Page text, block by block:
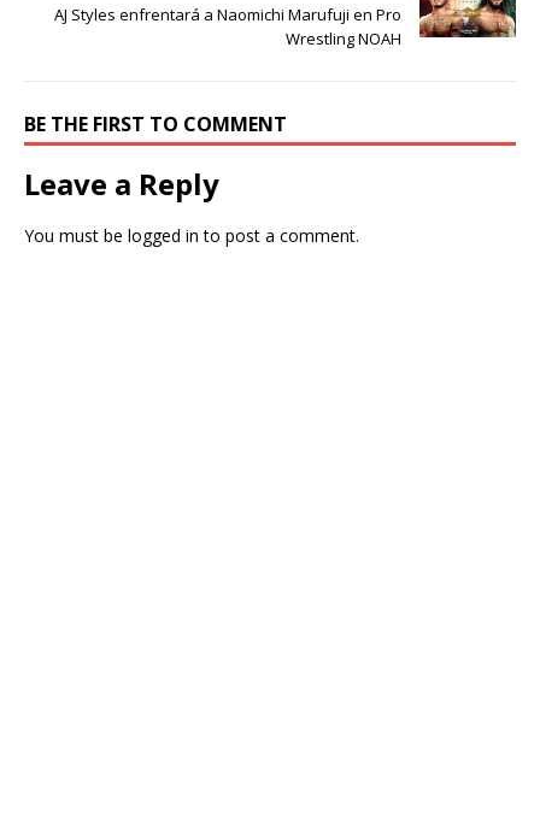
AJ Styles enfrentará a Naomichi Marufuji en Pro
Wrestling NOAH
BE THE FIRST TO COMMENT
Leave a Reply
You must be logged in to post a comment.